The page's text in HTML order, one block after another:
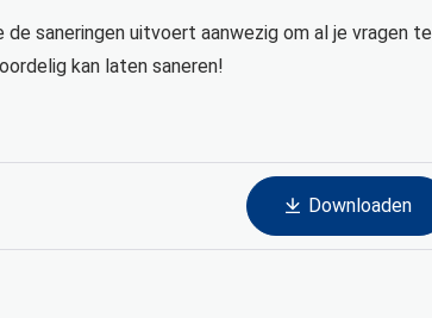
saneringen uitvoert aanwezig om al je vragen te
kan laten saneren!
Downloaden